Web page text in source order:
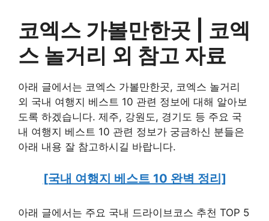
코엑스 가볼만한곳 | 코엑
스 놀거리 외 참고 자료
아래 글에서는 코엑스 가볼만한곳, 코엑스 놀거리
외 국내 여행지 베스트 10 관련 정보에 대해 알아보
도록 하겠습니다. 제주, 강원도, 경기도 등 주요 국
내 여행지 베스트 10 관련 정보가 궁금하신 분들은
아래 내용 잘 참고하시길 바랍니다.
[국내 여행지 베스트 10 완벽 정리]
아래 글에서는 주요 국내 드라이브코스 추천 TOP 5